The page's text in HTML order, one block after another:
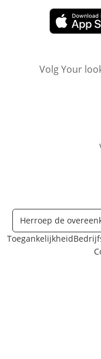
Opent in
Volg Your
Herroep de
Toegankelijkheid